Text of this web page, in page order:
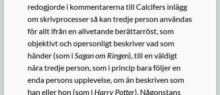
redogjorde i kommentarerna till Calcifers inlägg
om skrivprocesser så kan tredje person användas
för allt ifrån en allvetande berättarröst, som
objektivt och opersonligt beskriver vad som
händer (som i Sagan om Ringen), till en väldigt
nära tredje person, som i princip bara följer en
enda persons upplevelse, om än beskriven som
han eller hon (som i Harry Potter). Någonstans